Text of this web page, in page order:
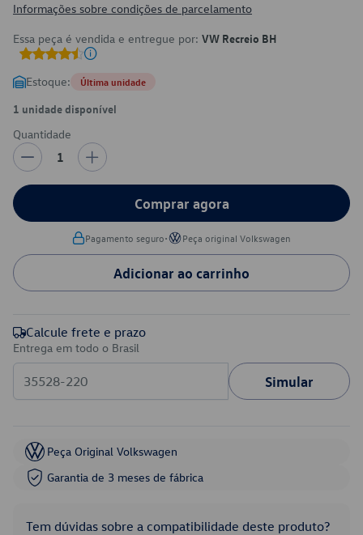
Informações sobre condições de parcelamento
Essa peça é vendida e entregue por: VW Recreio BH
Estoque: Última unidade
1 unidade disponível
Quantidade
1
Comprar agora
Pagamento seguro• Peça original Volkswagen
Adicionar ao carrinho
Calcule frete e prazo
Entrega em todo o Brasil
Simular
Peça Original Volkswagen
Garantia de 3 meses de fábrica
Tem dúvidas sobre a compatibilidade deste produto?